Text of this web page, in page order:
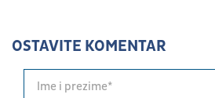
OSTAVITE KOMENTAR